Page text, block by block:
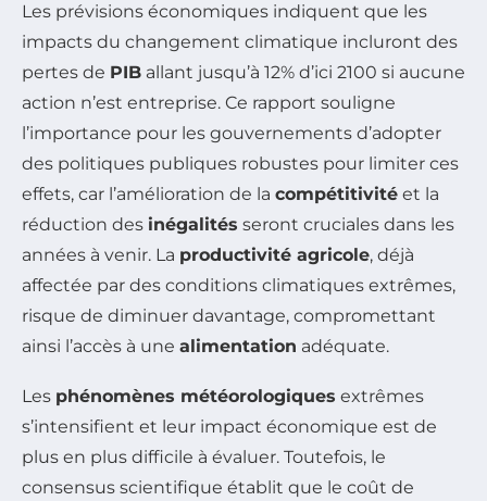
Les prévisions économiques indiquent que les
impacts du changement climatique incluront des
pertes de PIB allant jusqu’à 12% d’ici 2100 si aucune
action n’est entreprise. Ce rapport souligne
l’importance pour les gouvernements d’adopter
des politiques publiques robustes pour limiter ces
effets, car l’amélioration de la compétitivité et la
réduction des inégalités seront cruciales dans les
années à venir. La productivité agricole, déjà
affectée par des conditions climatiques extrêmes,
risque de diminuer davantage, compromettant
ainsi l’accès à une alimentation adéquate.
Les phénomènes météorologiques extrêmes
s’intensifient et leur impact économique est de
plus en plus difficile à évaluer. Toutefois, le
consensus scientifique établit que le coût de